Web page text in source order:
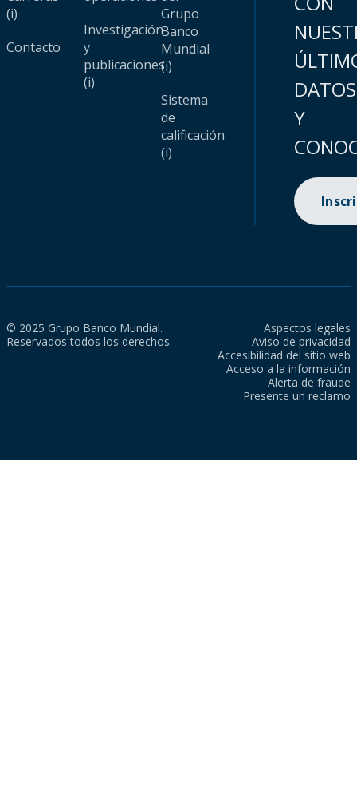
(i)
Contacto
Investigación
y
publicaciones
(i)
Grupo
Banco
Mundial
(i)
Sistema
de
calificación
(i)
DATOS
Y
© 2025 Grupo Banco Mundial.
Reservados todos los derechos.
Aspectos legales
Aviso de privacidad
Accesibilidad del sitio web
Acceso a la información
Alerta de fraude
Presente un reclamo